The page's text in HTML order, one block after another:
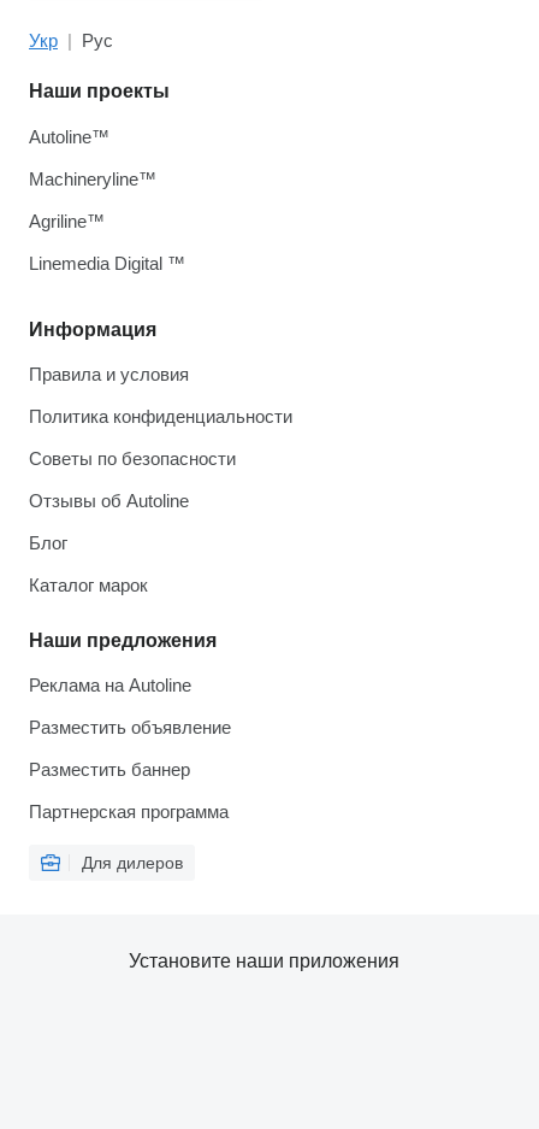
Укр Рус
Информация
Правила и условия
Политика конфиденциальности
Советы по безопасности
Отзывы об Autoline
Блог
Каталог марок
Наши предложения
Реклама на Autoline
Разместить объявление
Разместить баннер
Партнерская программа
Для дилеров
Наши проекты
Autoline™
Machineryline™
Agriline™
Linemedia Digital ™
Установите наши приложения